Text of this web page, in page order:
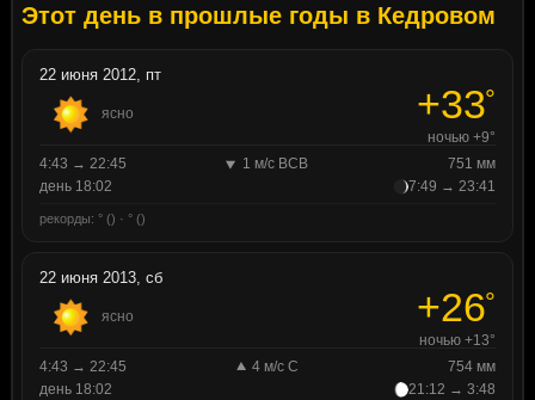
Этот день в прошлые годы в Кедровом
22 июня 2012, пт
ясно +33°
ночью +9°
4:43 → 22:45
1 м/с ВСВ
751 мм
день 18:02
7:49 → 23:41
рекорды: ° () · ° ()
22 июня 2013, сб
ясно +26°
ночью +13°
4:43 → 22:45
4 м/с С
754 мм
день 18:02
21:12 → 3:48